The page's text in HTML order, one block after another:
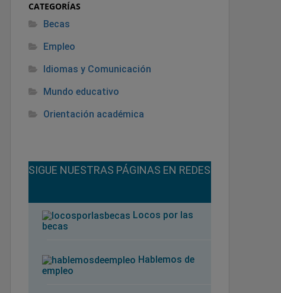
CATEGORÍAS
Becas
Empleo
Idiomas y Comunicación
Mundo educativo
Orientación académica
¡SIGUE NUESTRAS PÁGINAS EN REDES!
Locos por las
becas
Hablemos de
empleo